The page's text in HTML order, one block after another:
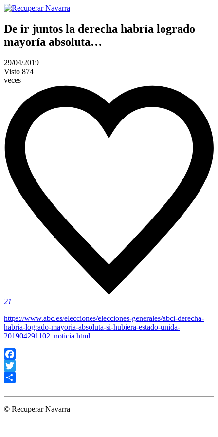
De ir juntos la derecha habría logrado
mayoría absoluta…
29/04/2019
Visto 874
veces
21
https://www.abc.es/elecciones/elecciones-generales/abci-derecha-
habria-logrado-mayoria-absoluta-si-hubiera-estado-unida-
201904291102_noticia.html
Facebook
Twitter
© Recuperar Navarra